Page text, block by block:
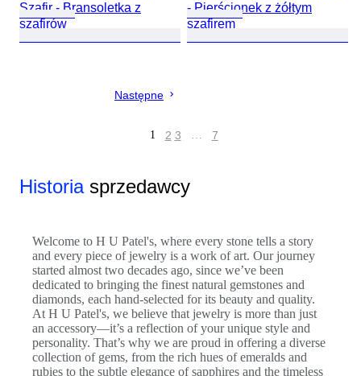
Szafir - Bransoletka z
szafirów
- Pierścionek z żółtym
szafirem
Następne
1 2 3 … 7
Historiasprzedawcy
Welcome to H U Patel's, where every stone tells a story
and every piece of jewelry is a work of art. Our journey
started almost two decades ago, since we’ve been
dedicated to bringing the finest natural gemstones and
diamonds, each hand-selected for its beauty and quality.
At H U Patel's, we believe that jewelry is more than just
an accessory—it’s a reflection of your unique style and
personality. That’s why we are proud in offering a diverse
collection of gems, from the rich hues of emeralds and
rubies to the subtle elegance of sapphires and the timeless